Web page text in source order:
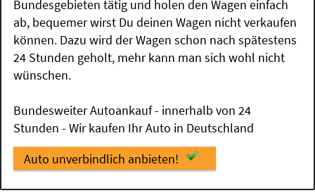
Bundesgebieten tätig und holen den Wagen einfach
ab, bequemer wirst Du deinen Wagen nicht verkaufen
können. Dazu wird der Wagen schon nach spätestens
24 Stunden geholt, mehr kann man sich wohl nicht
wünschen.
Bundesweiter Autoankauf - innerhalb von 24
Stunden - Wir kaufen Ihr Auto in Deutschland
Auto unverbindlich anbieten!